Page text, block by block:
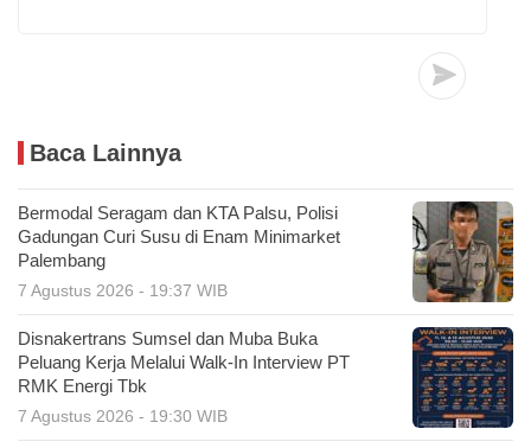
Baca Lainnya
Bermodal Seragam dan KTA Palsu, Polisi
Gadungan Curi Susu di Enam Minimarket
Palembang
7 Agustus 2026 - 19:37 WIB
Disnakertrans Sumsel dan Muba Buka
Peluang Kerja Melalui Walk-In Interview PT
RMK Energi Tbk
7 Agustus 2026 - 19:30 WIB